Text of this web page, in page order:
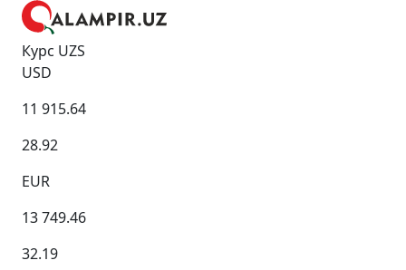
Курс UZS
USD
11 915.64
28.92
EUR
13 749.46
32.19